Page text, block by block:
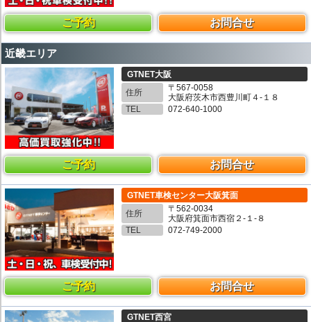
ご予約 お問合せ
近畿エリア
GTNET大阪
住所
〒567-0058
大阪府茨木市西豊川町４-１８
TEL
072-640-1000
ご予約 お問合せ
GTNET車検センター大阪箕面
住所
〒562-0034
大阪府箕面市西宿２-１-８
TEL
072-749-2000
ご予約 お問合せ
GTNET西宮